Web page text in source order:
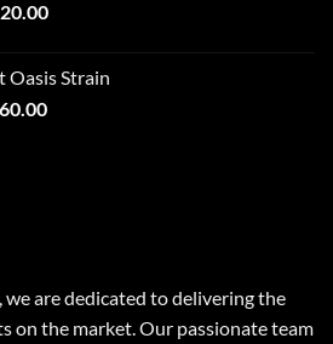
$25.00.
Current
$120.00.
Oasis Strain
Price
we are dedicated to delivering the
on the market. Our passionate team